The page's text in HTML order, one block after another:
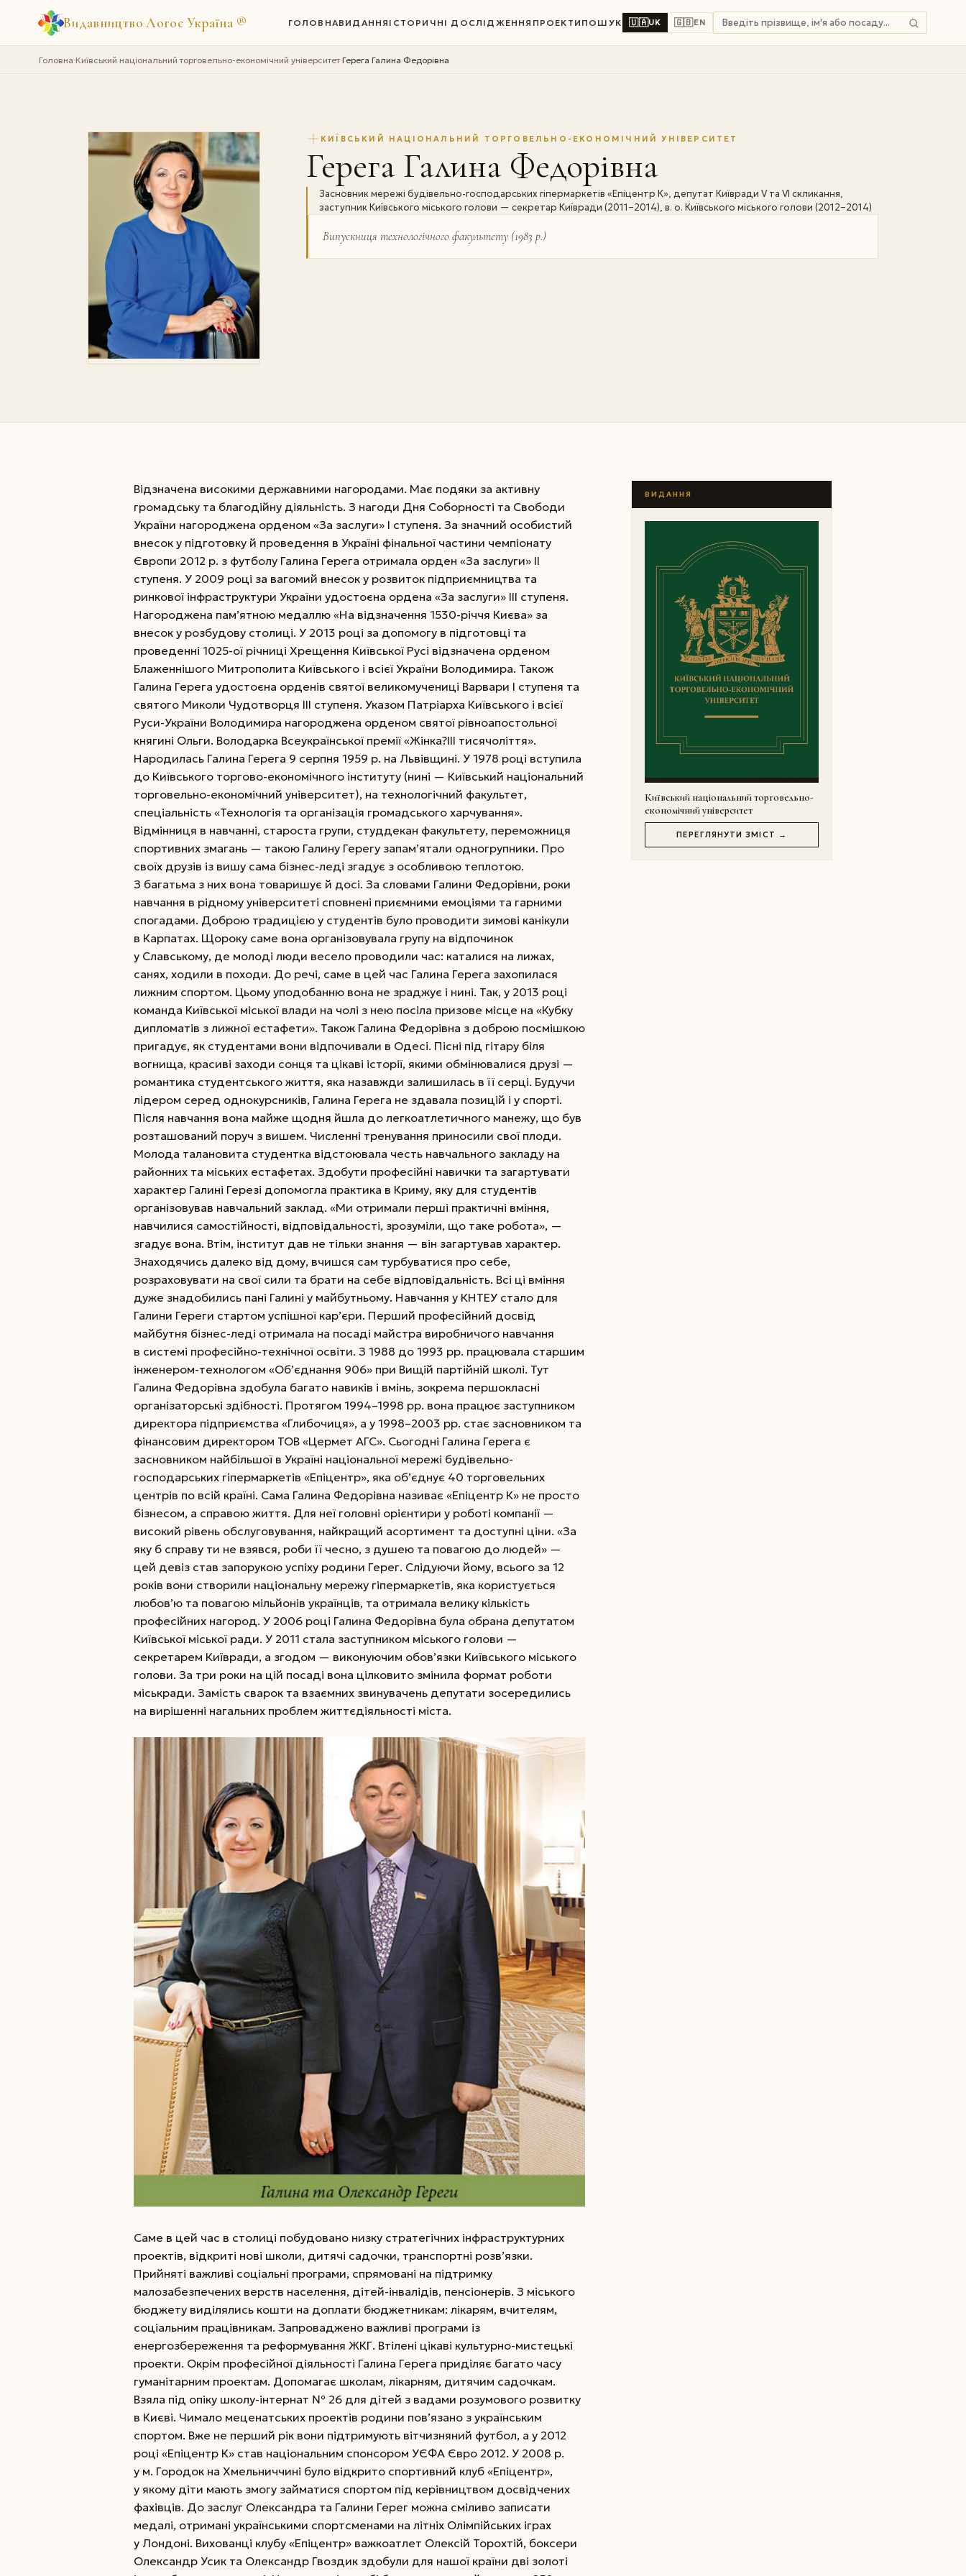
Видавництво Логос Україна ® ГОЛОВНАВИДАННЯ ІСТОРИЧНІ ДОСЛІДЖЕННЯ ПРОЕКТИ ПОШУК 🇺🇦UK 🇬🇧EN
Головна›Київський національний торговельно-економічний університет›Герега Галина Федорівна
КИЇВСЬКИЙ НАЦІОНАЛЬНИЙ ТОРГОВЕЛЬНО-ЕКОНОМІЧНИЙ УНІВЕРСИТЕТ
Герега Галина Федорівна
Засновник мережі будівельно-господарських гіпермаркетів «Епіцентр К», депутат Київради V та VI скликання,
заступник Київського міського голови — секретар Київради (2011–2014), в. о. Київського міського голови (2012–2014)
Випускниця технологічного факультету (1983 р.)
Відзначена високими державними нагородами. Має подяки за активну
громадську та благодійну діяльність. З нагоди Дня Соборності та Свободи
України нагороджена орденом «За заслуги» I ступеня. За значний особистий
внесок у підготовку й проведення в Україні фінальної частини чемпіонату
Європи 2012 р. з футболу Галина Герега отримала орден «За заслуги» II
ступеня. У 2009 році за вагомий внесок у розвиток підприємництва та
ринкової інфраструктури України удостоєна ордена «За заслуги» III ступеня.
Нагороджена пам’ятною медаллю «На відзначення 1530-річчя Києва» за
внесок у розбудову столиці. У 2013 році за допомогу в підготовці та
проведенні 1025-ої річниці Хрещення Київської Русі відзначена орденом
Блаженнішого Митрополита Київського і всієї України Володимира. Також
Галина Герега удостоєна орденів святої великомучениці Варвари І ступеня та
святого Миколи Чудотворця ІІІ ступеня. Указом Патріарха Київського і всієї
Руси-України Володимира нагороджена орденом святої рівноапостольної
княгині Ольги. Володарка Все­української премії «Жінка?III тисячоліття».
Народилась Галина Герега 9 серпня 1959 р. на Львівщині. У 1978 році вступила
до Київського торгово-економічного інституту (нині — Київський національний
торговельно-економічний університет), на технологічний факультет,
спеціальність «Технологія та організація громадського харчування».
Відмінниця в навчанні, староста групи, студдекан факультету, переможниця
спортивних змагань — такою Галину Герегу запам’ятали одногрупники. Про
своїх друзів із вишу сама бізнес-леді згадує з особливою теплотою.
З багатьма з них вона товаришує й досі. За словами Галини Федорівни, роки
навчання в рідному університеті сповнені приємними емоціями та гарними
спогадами. Доброю традицією у студентів було проводити зимові канікули
в Карпатах. Щороку саме вона організовувала групу на відпочинок
у Славському, де молоді люди весело проводили час: каталися на лижах,
санях, ходили в походи. До речі, саме в цей час Галина Герега захопилася
лижним спортом. Цьому уподобанню вона не зраджує і нині. Так, у 2013 році
команда Київської міської влади на чолі з нею посіла призове місце на «Кубку
дипломатів з лижної естафети». Також Галина Федорівна з доброю посмішкою
пригадує, як студентами вони відпочивали в Одесі. Пісні під гітару біля
вогнища, красиві заходи сонця та цікаві історії, якими обмінювалися друзі —
романтика студентського життя, яка назавжди залишилась в її серці. Будучи
лідером серед однокурсників, Галина Герега не здавала позицій і у спорті.
Після навчання вона майже щодня йшла до легкоатлетичного манежу, що був
розташований поруч з вишем. Численні тренування приносили свої плоди.
Молода талановита студентка відстоювала честь навчального закладу на
районних та міських естафетах. Здобути професійні навички та загартувати
характер Галині Герезі допомогла практика в Криму, яку для студентів
організовував навчальний заклад. «Ми отримали перші практичні вміння,
навчилися самостійності, відповідальності, зрозуміли, що таке робота», —
згадує вона. Втім, інститут дав не тільки знання — він загартував характер.
Знаходячись далеко від дому, вчишся сам турбуватися про себе,
розраховувати на свої сили та брати на себе відповідальність. Всі ці вміння
дуже знадобились пані Галині у майбутньому. Навчання у КНТЕУ стало для
Галини Гереги стартом успішної кар’єри. Перший професійний досвід
майбутня бізнес-леді отримала на посаді майстра виробничого навчання
в системі професійно-технічної освіти. З 1988 до 1993 рр. працювала старшим
інженером-технологом «Об’єднання 906» при Вищій партійній школі. Тут
Галина Федорівна здобула багато навиків і вмінь, зокрема першокласні
організаторські здібності. Протягом 1994–1998 рр. вона працює заступником
директора підприємства «Глибочиця», а у 1998–2003 рр. стає засновником та
фінансовим директором ТОВ «Цермет АГС». Сьогодні Галина Герега є
засновником найбільшої в Україні національної мережі будівельно-
господарських гіпермаркетів «Епіцентр», яка об’єднує 40 торговельних
центрів по всій країні. Сама Галина Федорівна називає «Епіцентр К» не просто
бізнесом, а справою життя. Для неї головні орієнтири у роботі компанії —
високий рівень обслуговування, найкращий асортимент та доступні ціни. «За
яку б справу ти не взявся, роби її чесно, з душею та повагою до людей» —
цей девіз став запорукою успіху родини Герег. Слідуючи йому, всього за 12
років вони створили національну мережу гіпермаркетів, яка користується
любов’ю та повагою мільйонів українців, та отримала велику кількість
професійних нагород. У 2006 році Галина Федорівна була обрана депутатом
Київської міської ради. У 2011 стала заступником міського голови —
секретарем Київради, а згодом — виконуючим обов’язки Київського міського
голови. За три роки на цій посаді вона цілковито змінила формат роботи
міськради. Замість сварок та взаємних звинувачень депутати зосередились
на вирішенні нагальних проблем життєдіяльності міста.
Саме в цей час в столиці побудовано низку стратегічних інфраструктурних
проектів, відкриті нові школи, дитячі садочки, транспортні розв’язки.
Прийняті важливі соціальні програми, спрямовані на підтримку
малозабезпечених верств населення, дітей-інвалідів, пенсіонерів. З міського
бюджету виділялись кошти на доплати бюджетникам: лікарям, вчителям,
соціальним працівникам. Запроваджено важливі програми із
енергозбереження та реформування ЖКГ. Втілені цікаві культурно-мистецькі
проекти. Окрім професійної діяльності Галина Герега приділяє багато часу
гуманітарним проектам. Допомагає школам, лікарням, дитячим садочкам.
Взяла під опіку школу-інтернат № 26 для дітей з вадами розумового розвитку
в Києві. Чимало меценатських проектів родини пов’язано з українським
спортом. Вже не перший рік вони підтримують вітчизняний футбол, а у 2012
році «Епіцентр К» став національним спонсором УЄФА Євро 2012. У 2008 р.
у м. Городок на Хмельниччині було відкрито спортивний клуб «Епіцентр»,
у якому діти мають змогу займатися спортом під керівництвом досвідчених
фахівців. До заслуг Олександра та Галини Герег можна сміливо записати
медалі, отримані українськими спортсменами на літніх Олімпійських іграх
у Лондоні. Вихованці клубу «Епіцентр» важкоатлет Олексій Торохтій, боксери
Олександр Усик та Олександр Гвоздик здобули для нашої країни дві золоті
ВИДАННЯ
Київський національний торговельно-
економічний університет
ПЕРЕГЛЯНУТИ ЗМІСТ →